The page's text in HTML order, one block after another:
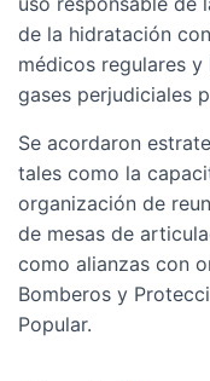
de la hidratación
médicos regulares
gases perjudiciales
Se acordaron
tales como la
organización de
de mesas de
como alianzas con
Bomberos y
Popular.